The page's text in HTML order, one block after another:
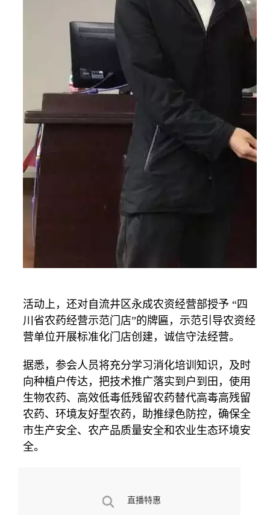
活动上，还对自流井区永成农资经营部授予 “四
川省农药经营示范门店”的牌匾，示范引导农资经
营单位开展标准化门店创建，诚信守法经营。
据悉，参会人员将充分学习消化培训知识，及时
向种植户传达，把技术推广落实到户到田，使用
生物农药、高效低毒低残留农药替代高毒高残留
农药、环境友好型农药，助推绿色防控，确保全
市生产安全、农产品质量安全和农业生态环境安
全。
直播特惠